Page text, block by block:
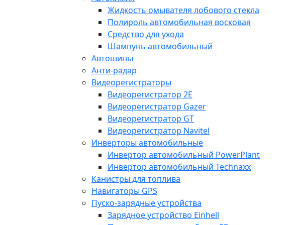
Жидкость омывателя лобового стекла
Полироль автомобильная восковая
Средство для ухода
Шампунь автомобильный
Автошины
Анти-радар
Видеорегистраторы
Видеорегистратор 2E
Видеорегистратор Gazer
Видеорегистратор GT
Видеорегистратор Navitel
Инверторы автомобильные
Инвертор автомобильный PowerPlant
Инвертор автомобильный Technaxx
Канистры для топлива
Навигаторы GPS
Пуско-зарядные устройства
Зарядное устройство Einhell